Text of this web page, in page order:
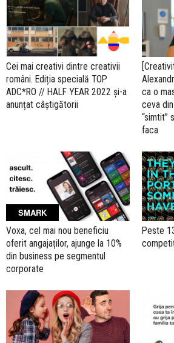
Cei mai creativi dintre creativii
români. Ediția specială TOP
ADC*RO // HALF YEAR 2022 și-a
anunțat câștigătorii
ca o
ceva
“simtit”
faca
SMARK
Voxa, cel mai nou beneficiu
oferit angajaților, ajunge la 10%
din business pe segmentul
corporate
Peste